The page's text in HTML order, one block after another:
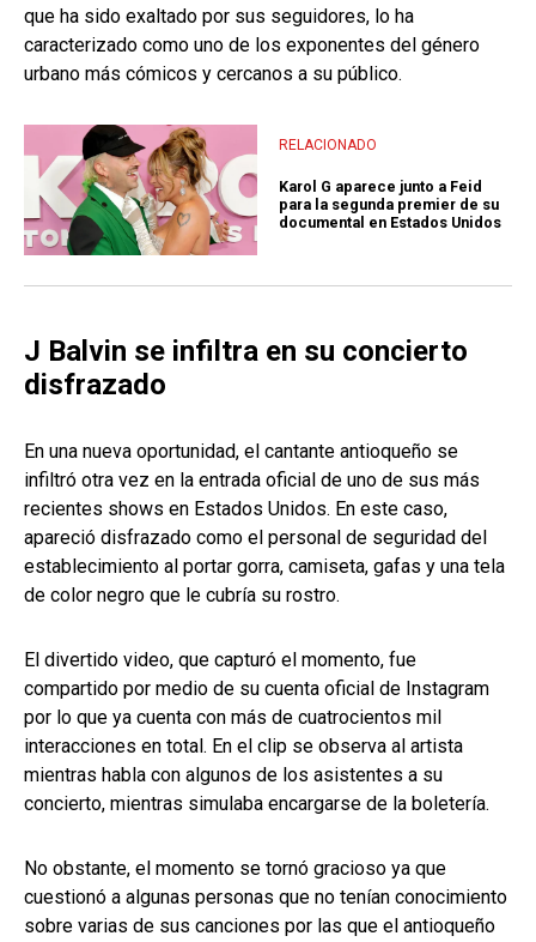
que ha sido exaltado por sus seguidores, lo ha
caracterizado como uno de los exponentes del género
urbano más cómicos y cercanos a su público.
RELACIONADO
Karol G aparece junto a Feid
para la segunda premier de su
documental en Estados Unidos
J Balvin se infiltra en su concierto
disfrazado
En una nueva oportunidad, el cantante antioqueño se
infiltró otra vez en la entrada oficial de uno de sus más
recientes shows en Estados Unidos. En este caso,
apareció disfrazado como el personal de seguridad del
establecimiento al portar gorra, camiseta, gafas y una tela
de color negro que le cubría su rostro.
El divertido video, que capturó el momento, fue
compartido por medio de su cuenta oficial de Instagram
por lo que ya cuenta con más de cuatrocientos mil
interacciones en total. En el clip se observa al artista
mientras habla con algunos de los asistentes a su
concierto, mientras simulaba encargarse de la boletería.
No obstante, el momento se tornó gracioso ya que
cuestionó a algunas personas que no tenían conocimiento
sobre varias de sus canciones por las que el antioqueño